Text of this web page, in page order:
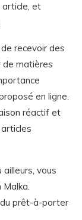
article, et
recevoir des
de matières
en ligne.
réactif et
ailleurs, vous
du prêt-à-porter